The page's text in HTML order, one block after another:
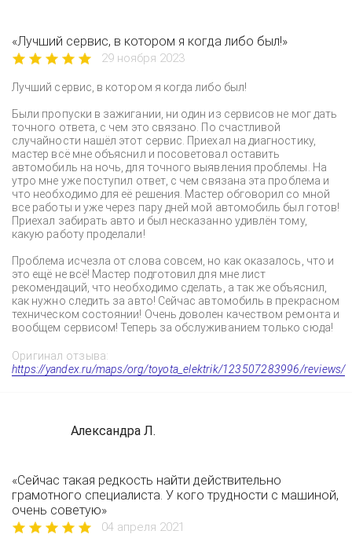
«Лучший сервис, в котором я когда либо был!»
29 ноября 2023
Лучший сервис, в котором я когда либо был!
Были пропуски в зажигании, ни один из сервисов не мог дать
точного ответа, с чем это связано. По счастливой
случайности нашёл этот сервис. Приехал на диагностику,
мастер всё мне объяснил и посоветовал оставить
автомобиль на ночь, для точного выявления проблемы. На
утро мне уже поступил ответ, с чем связана эта проблема и
что необходимо для её решения. Мастер обговорил со мной
все работы и уже через пару дней мой автомобиль был готов!
Приехал забирать авто и был несказанно удивлён тому,
какую работу проделали!
Проблема исчезла от слова совсем, но как оказалось, что и
это ещё не всё! Мастер подготовил для мне лист
рекомендаций, что необходимо сделать, а так же объяснил,
как нужно следить за авто! Сейчас автомобиль в прекрасном
техническом состоянии! Очень доволен качеством ремонта и
вообщем сервисом! Теперь за обслуживанием только сюда!
Оригинал отзыва:
https://yandex.ru/maps/org/toyota_elektrik/123507283996/reviews/
Александра Л.
«Сейчас такая редкость найти действительно
грамотного специалиста. У кого трудности с машиной,
очень советую»
04 апреля 2021